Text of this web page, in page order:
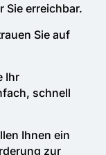
Sie erreichbar.
Sie auf
Ihr
schnell
Ihnen ein
zur